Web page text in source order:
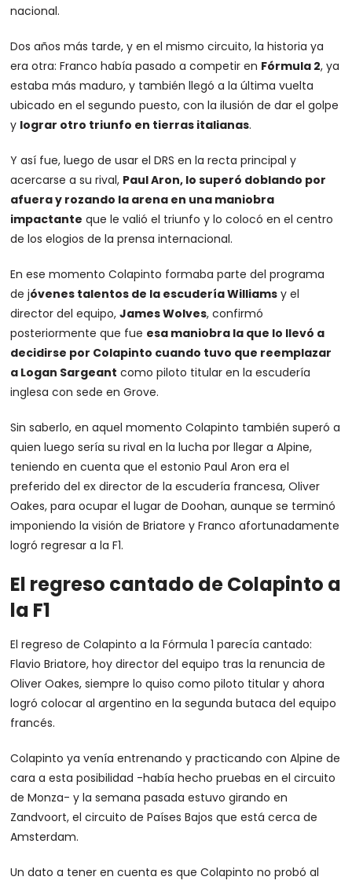
nacional.
Dos años más tarde, y en el mismo circuito, la historia ya
era otra: Franco había pasado a competir en Fórmula 2, ya
estaba más maduro, y también llegó a la última vuelta
ubicado en el segundo puesto, con la ilusión de dar el golpe
y lograr otro triunfo en tierras italianas.
Y así fue, luego de usar el DRS en la recta principal y
acercarse a su rival, Paul Aron, lo superó doblando por
afuera y rozando la arena en una maniobra
impactante que le valió el triunfo y lo colocó en el centro
de los elogios de la prensa internacional.
En ese momento Colapinto formaba parte del programa
de jóvenes talentos de la escudería Williams y el
director del equipo,James Wolves, confirmó
posteriormente que fue esa maniobra la que lo llevó a
decidirse por Colapinto cuando tuvo que reemplazar
a Logan Sargeant como piloto titular en la escudería
inglesa con sede en Grove.
Sin saberlo, en aquel momento Colapinto también superó a
quien luego sería su rival en la lucha por llegar a Alpine,
teniendo en cuenta que el estonio Paul Aron era el
preferido del ex director de la escudería francesa, Oliver
Oakes, para ocupar el lugar de Doohan, aunque se terminó
imponiendo la visión de Briatore y Franco afortunadamente
logró regresar a la F1.
El regreso cantado de Colapinto a
la F1
El regreso de Colapinto a la Fórmula 1 parecía cantado:
Flavio Briatore, hoy director del equipo tras la renuncia de
Oliver Oakes, siempre lo quiso como piloto titular y ahora
logró colocar al argentino en la segunda butaca del equipo
francés.
Colapinto ya venía entrenando y practicando con Alpine de
cara a esta posibilidad -había hecho pruebas en el circuito
de Monza- y la semana pasada estuvo girando en
Zandvoort, el circuito de Países Bajos que está cerca de
Amsterdam.
Un dato a tener en cuenta es que Colapinto no probó al